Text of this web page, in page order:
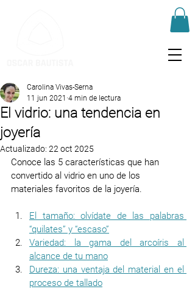
El vidrio: una tendencia en
joyería
Carolina Vivas-Serna
11 jun 2021 4 min de lectura
Actualizado: 22 oct 2025
Conoce las 5 características que han
convertido al vidrio en uno de los
materiales favoritos de la joyería.
El tamaño: olvídate de las palabras
“quilates” y “escaso”
Variedad: la gama del arcoíris al
alcance de tu mano
Dureza: una ventaja del material en el
proceso de tallado